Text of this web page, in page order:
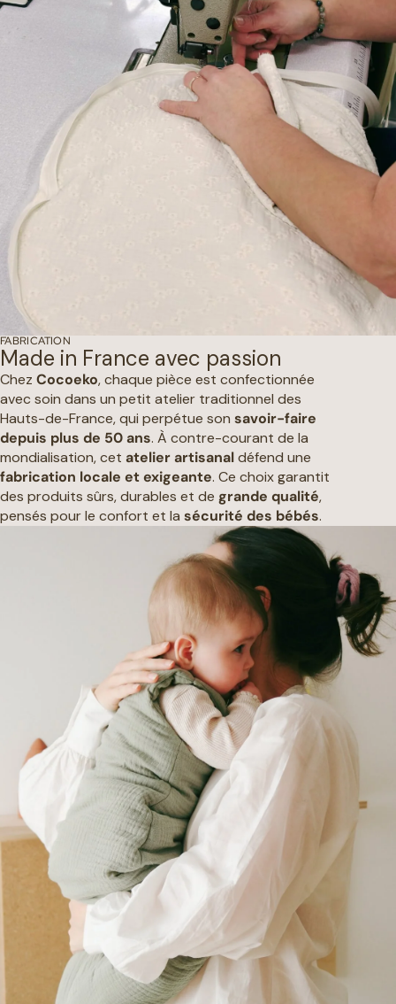
FABRICATION
Made in France avec passion
Chez Cocoeko, chaque pièce est confectionnée
avec soin dans un petit atelier traditionnel des
Hauts-de-France, qui perpétue son savoir-faire
depuis plus de 50 ans. À contre-courant de la
mondialisation, cet atelier artisanaldéfend une
fabrication locale et exigeante. Ce choix garantit
des produits sûrs, durables et de grande qualité,
pensés pour le confort et la sécurité des bébés.